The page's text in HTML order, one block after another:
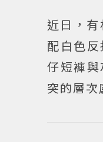
近日，
配白色
仔短褲
突的層次